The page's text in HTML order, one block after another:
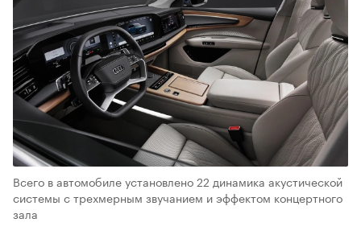
Всего в автомобиле установлено 22 динамика акустической
системы с трехмерным звучанием и эффектом концертного
зала